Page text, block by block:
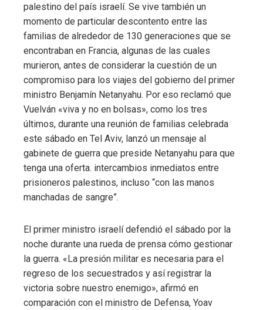
palestino del país israelí. Se vive también un
momento de particular descontento entre las
familias de alrededor de 130 generaciones que se
encontraban en Francia, algunas de las cuales
murieron, antes de considerar la cuestión de un
compromiso para los viajes del gobierno del primer
ministro Benjamín Netanyahu. Por eso reclamó que
Vuelván «viva y no en bolsas», como los tres
últimos, durante una reunión de familias celebrada
este sábado en Tel Aviv, lanzó un mensaje al
gabinete de guerra que preside Netanyahu para que
tenga una oferta. intercambios inmediatos entre
prisioneros palestinos, incluso “con las manos
manchadas de sangre”.
El primer ministro israelí defendió el sábado por la
noche durante una rueda de prensa cómo gestionar
la guerra. «La presión militar es necesaria para el
regreso de los secuestrados y así registrar la
victoria sobre nuestro enemigo», afirmó en
comparación con el ministro de Defensa, Yoav